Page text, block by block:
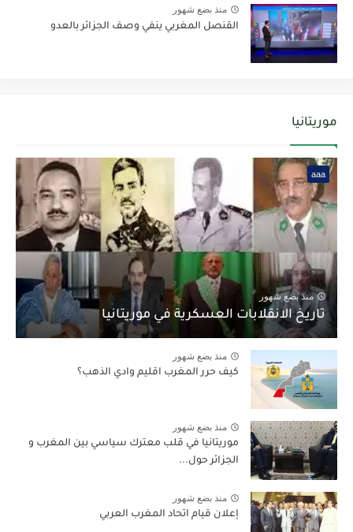
منذ بضع شهور
القنصل المغربي ينفي وصف الجزائر بالعدو
موريتانيا
aaa
منذ بضع شهور
تاريخ الانقلابات العسكرية في موريتانيا
منذ بضع شهور
كيف حرر المغرب اقليم وادي الذهب؟
منذ بضع شهور
موريتانيا في قلب معترك سياسي بين المغرب و
الجزائر حول...
منذ بضع شهور
إعلان قيام اتحاد المغرب العربي